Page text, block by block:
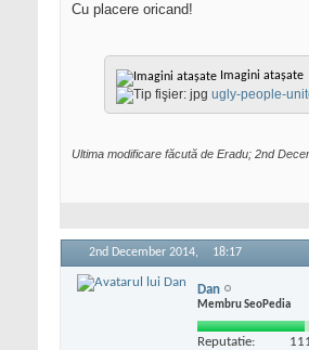
Cu placere oricand!
Imagini atașate
ugly-people-
Ultima modificare făcută de Eradu; 2nd
2nd December 2014, 18:17
Dan
Membru SeoPedia
Reputatie: